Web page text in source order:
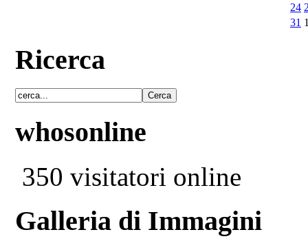
24
31
Ricerca
whosonline
350 visitatori online
Galleria di Immagini